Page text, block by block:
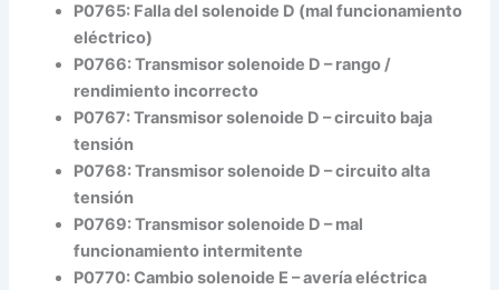
P0765: Falla del solenoide D (mal funcionamiento
eléctrico)
P0766: Transmisor solenoide D – rango /
rendimiento incorrecto
P0767: Transmisor solenoide D – circuito baja
tensión
P0768: Transmisor solenoide D – circuito alta
tensión
P0769: Transmisor solenoide D – mal
funcionamiento intermitente
P0770: Cambio solenoide E – avería eléctrica